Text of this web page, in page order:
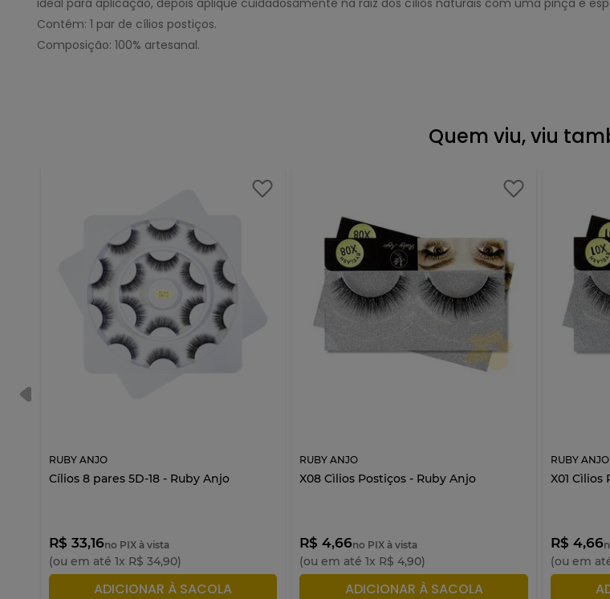
Contém: 1 par de cílios postiços.
Composição: 100% artesanal.
Quem viu, viu
RUBY ANJO
Cílios 8 pares 5D-18 - Ruby Anjo
R$ 33,16no PIX à vista
(ou em até 1x R$ 34,90)
ADICIONAR À SACOLA
RUBY ANJO
X08 Cìlios Postiços - Ruby Anjo
R$ 4,66no PIX à vista
(ou em até1x R$ 4,90)
ADICIONAR À SACOLA
RUBY ANJO
X01 Cìlios
R$ 4,66
(ou em